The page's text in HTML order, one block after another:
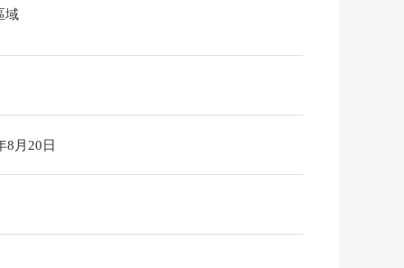
域
8月20日